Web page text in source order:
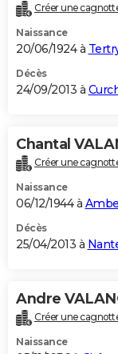
Créer une
Naissance
20/06/1924 à
Décès
24/09/2013 à
Chantal
Créer une
Naissance
06/12/1944 à
Décès
25/04/2013 à
Andre
Créer une
Naissance